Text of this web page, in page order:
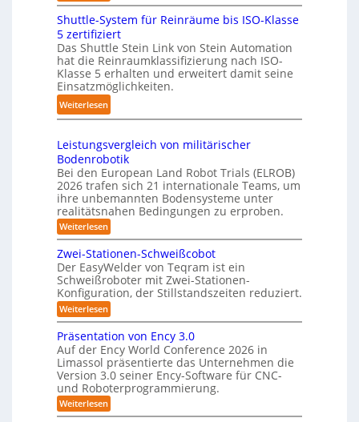
u
c
h
r
o
b
o
t
r
s
t
r
e
f
f
0
6
n
g
-
S
y
s
t
m
K
o
m
p
a
k
t
e
3
D
-
S
t
e
r
e
o
-
K
a
m
e
r
a
s
y
s
Shuttle-System für Reinräume bis ISO-Klasse
5 zertifiziert
Das Shuttle Stein Link von Stein Automation
hat die Reinraumklassifizierung nach ISO-
Klasse 5 erhalten und erweitert damit seine
Einsatzmöglichkeiten.
Weiterlesen:
S
u
t
t
l
e
-
S
y
s
t
e
m
f
ü
r
R
e
i
Leistungsvergleich von militärischer
Bodenrobotik
Bei den European Land Robot Trials (ELROB)
2026 trafen sich 21 internationale Teams, um
ihre unbemannten Bodensysteme unter
realitätsnahen Bedingungen zu erproben.
Weiterlesen:
L
e
i
s
t
u
n
g
s
v
e
r
g
l
e
i
c
Zwei-Stationen-Schweißcobot
Der EasyWelder von Teqram ist ein
Schweißroboter mit Zwei-Stationen-
Konfiguration, der Stillstandszeiten reduziert.
Weiterlesen:
Z
w
e
i
-
S
t
a
t
Präsentation von Ency 3.0
Auf der Ency World Conference 2026 in
Limassol präsentierte das Unternehmen die
Version 3.0 seiner Ency-Software für CNC-
und Roboterprogrammierung.
Weiterlesen:
P